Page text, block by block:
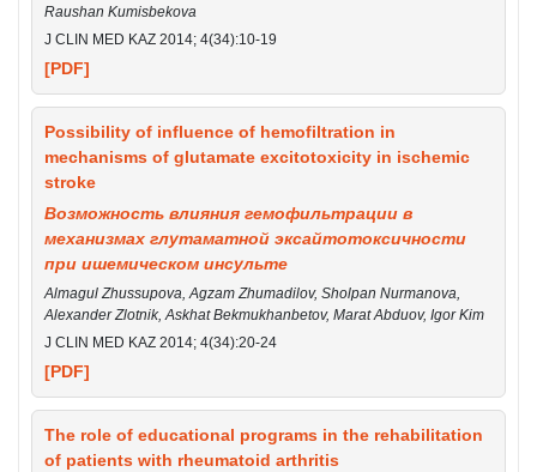
Raushan Kumisbekova
J CLIN MED KAZ 2014; 4(34):10-19
[PDF]
Possibility of influence of hemofiltration in
mechanisms of glutamate excitotoxicity in ischemic
stroke
Возможность влияния гемофильтрации в
механизмах глутаматной эксайтотоксичности
при ишемическом инсульте
Almagul Zhussupova, Agzam Zhumadilov, Sholpan Nurmanova,
Alexander Zlotnik, Askhat Bekmukhanbetov, Marat Abduov, Igor Kim
J CLIN MED KAZ 2014; 4(34):20-24
[PDF]
The role of educational programs in the rehabilitation
of patients with rheumatoid arthritis